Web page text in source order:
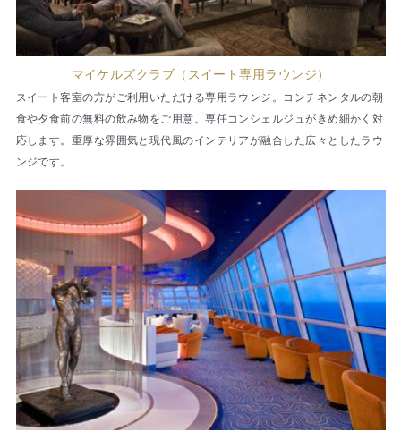
マイケルズクラブ（スイート専用ラウンジ）
スイート客室の方がご利用いただける専用ラウンジ。コンチネンタルの朝
食や夕食前の無料の飲み物をご用意。専任コンシェルジュがきめ細かく対
応します。重厚な雰囲気と現代風のインテリアが融合した広々としたラウ
ンジです。